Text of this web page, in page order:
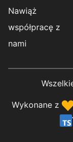
Nawiąż
współpracę z
nami
Wykonane z